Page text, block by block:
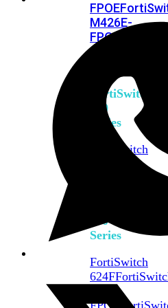
FPOE
M426E-
FPOE
424F-
FortiSwitch
500
Series
FortiSwitch
600
Series
FortiSwitch
624F
624F-
FPOE